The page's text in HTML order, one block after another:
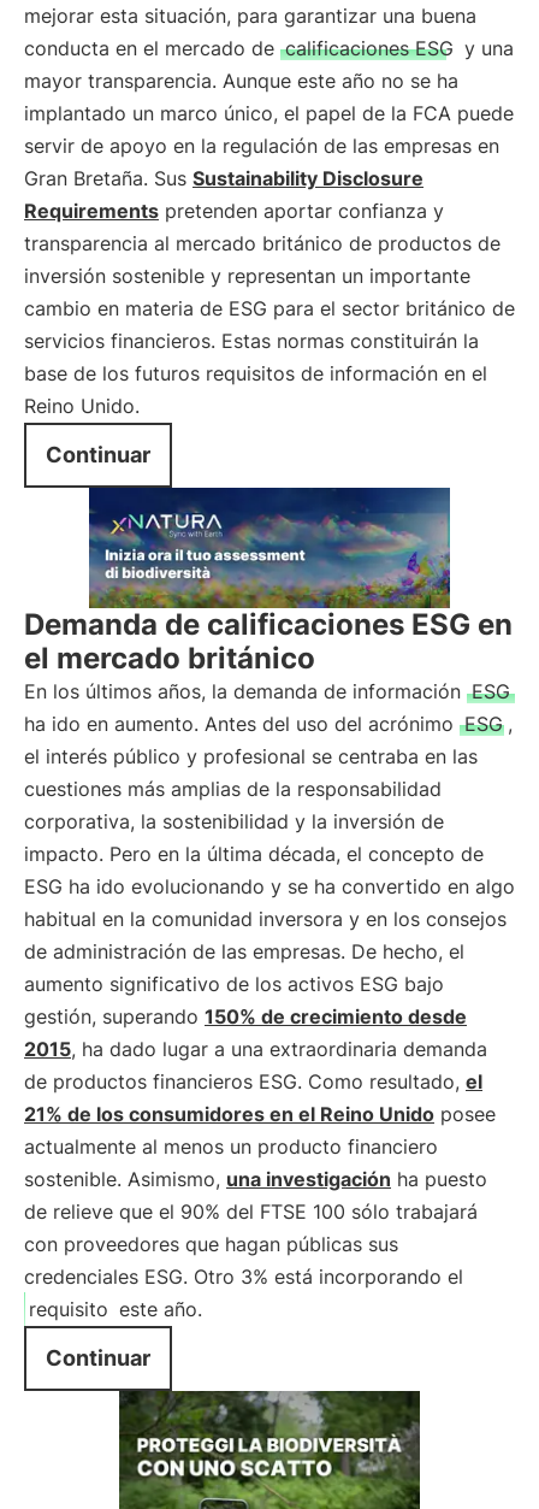
mejorar esta situación, para garantizar una buena
conducta en el mercado de calificaciones ESG y una
mayor transparencia. Aunque este año no se ha
implantado un marco único, el papel de la FCA puede
servir de apoyo en la regulación de las empresas en
Gran Bretaña. Sus Sustainability Disclosure
Requirements pretenden aportar confianza y
transparencia al mercado británico de productos de
inversión sostenible y representan un importante
cambio en materia de ESG para el sector británico de
servicios financieros. Estas normas constituirán la
base de los futuros requisitos de información en el
Reino Unido.
Continuar
Demanda de calificaciones ESG en
el mercado británico
En los últimos años, la demanda de información ESG
ha ido en aumento. Antes del uso del acrónimo ESG ,
el interés público y profesional se centraba en las
cuestiones más amplias de la responsabilidad
corporativa, la sostenibilidad y la inversión de
impacto. Pero en la última década, el concepto de
ESG ha ido evolucionando y se ha convertido en algo
habitual en la comunidad inversora y en los consejos
de administración de las empresas. De hecho, el
aumento significativo de los activos ESG bajo
gestión, superando 150% de crecimiento desde
2015, ha dado lugar a una extraordinaria demanda
de productos financieros ESG. Como resultado, el
21% de los consumidores en el Reino Unido posee
actualmente al menos un producto financiero
sostenible. Asimismo, una investigación ha puesto
de relieve que el 90% del FTSE 100 sólo trabajará
con proveedores que hagan públicas sus
credenciales ESG. Otro 3% está incorporando el
requisito este año.
Continuar